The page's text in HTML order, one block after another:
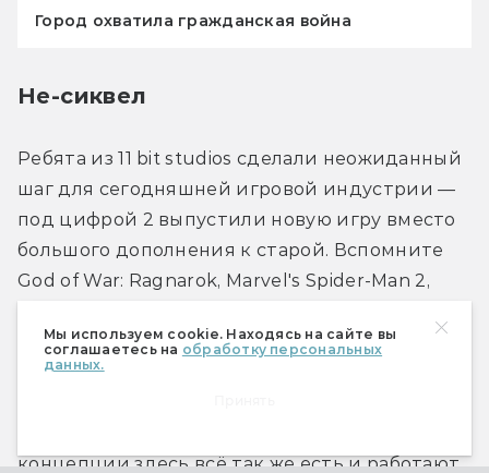
Мы используем cookie. Находясь на сайте вы
соглашаетесь на обработку персональных
данных.
Город охватила гражданская война
Не-сиквел
Ребята из 11 bit studios сделали неожиданный
шаг для сегодняшней игровой индустрии —
под цифрой 2 выпустили новую игру вместо
большого дополнения к старой. Вспомните
God of War: Ragnarok, Marvel's Spider-Man 2,
которые не устают шутить в стиле «DLC за 70
долларов». Я уж молчу про Overwatch 2. Новая
концепции здесь всё так же есть и работают